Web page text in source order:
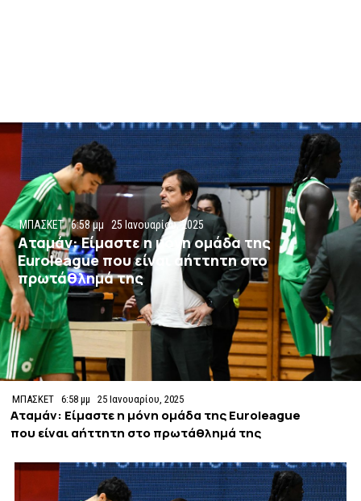
ΜΠΑΣΚΕΤ 6:58 μμ 25 Ιανουαρίου, 2025
Αταμάν: Είμαστε η μόνη ομάδα της
Euroleague που είναι αήττητη στο
πρωτάθλημά της
ΜΠΑΣΚΕΤ 6:58 μμ 25 Ιανουαρίου, 2025
Αταμάν: Είμαστε η μόνη ομάδα της Euroleague
που είναι αήττητη στο πρωτάθλημά της